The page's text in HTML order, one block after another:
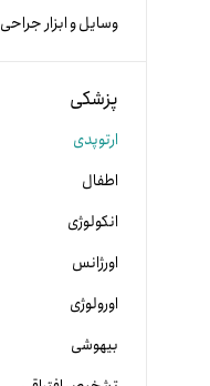
وسایل و ابزار جراحی
پزشکی
ارتوپدی
اطفال
انکولوژی
اورژانس
اورولوژی
بیهوشی